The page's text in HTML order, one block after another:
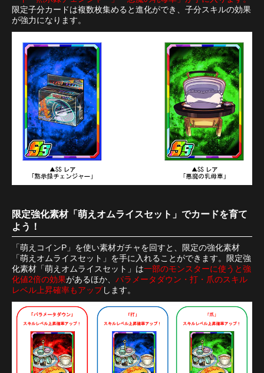
限定子分カードは複数枚集めると進化ができ、子分スキルの効果
が強力になります。
限定強化素材「萌えオムライスセット」でカードを育て
よう！
「萌えコインP」を使い素材ガチャを回すと、限定の強化素材
「萌えオムライスセット」を手に入れることができます。限定強
化素材「萌えオムライスセット」は一部のモンスターに使うと強
化値2倍の効果があるほか、 パラメータダウン・打・爪のスキル
レベル上昇確率もアップします。